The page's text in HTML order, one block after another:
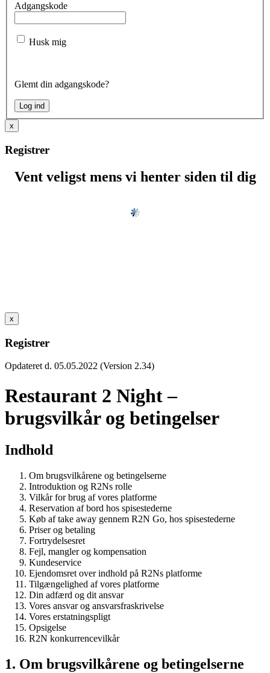
Adgangskode
Husk mig
Glemt din adgangskode?
x
Registrer
Vent veligst mens vi henter siden til dig
x
Registrer
Opdateret d. 05.05.2022 (Version 2.34)
Restaurant 2 Night –
brugsvilkår og betingelser
Indhold
Om brugsvilkårene og betingelserne
Introduktion og R2Ns rolle
Vilkår for brug af vores platforme
Reservation af bord hos spisestederne
Køb af take away gennem R2N Go, hos spisestederne
Priser og betaling
Fortrydelsesret
Fejl, mangler og kompensation
Kundeservice
Ejendomsret over indhold på R2Ns platforme
Tilgængelighed af vores platforme
Din adfærd og dit ansvar
Vores ansvar og ansvarsfraskrivelse
Vores erstatningspligt
Opsigelse
R2N konkurrencevilkår
1. Om brugsvilkårene og betingelserne